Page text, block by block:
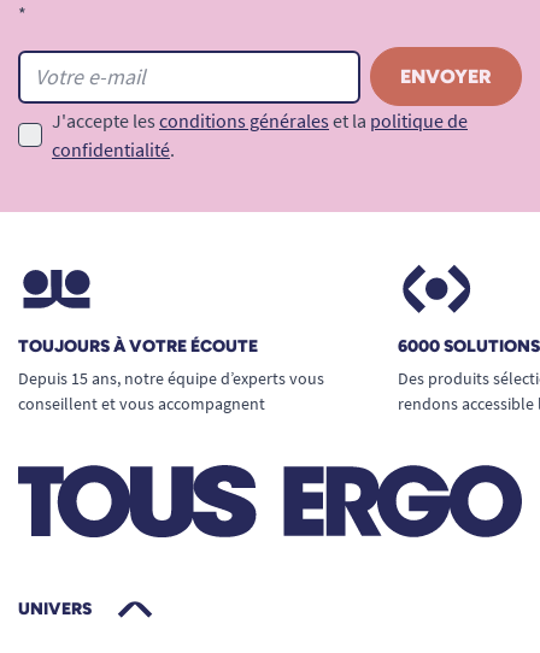
Guide de mise en place du change
complet
Extra plus Lille S ?
Ce modèle garantit une protection fiable, un bon
*
J'accepte les conditions générales et la politique de
confidentialité.
TOUJOURS À VOTRE ÉCOUTE
Depuis 15 ans, notre équipe d’experts vous
conseillent et vous accompagnent
6000
Des produits
rendons
UNIVERS